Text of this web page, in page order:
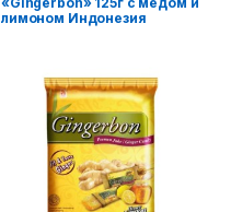
лимоном Индонезия